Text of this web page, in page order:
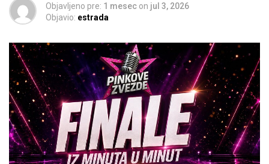
Objavljeno pre: 1 mesec on jul 3, 2026
Objavio: estrada